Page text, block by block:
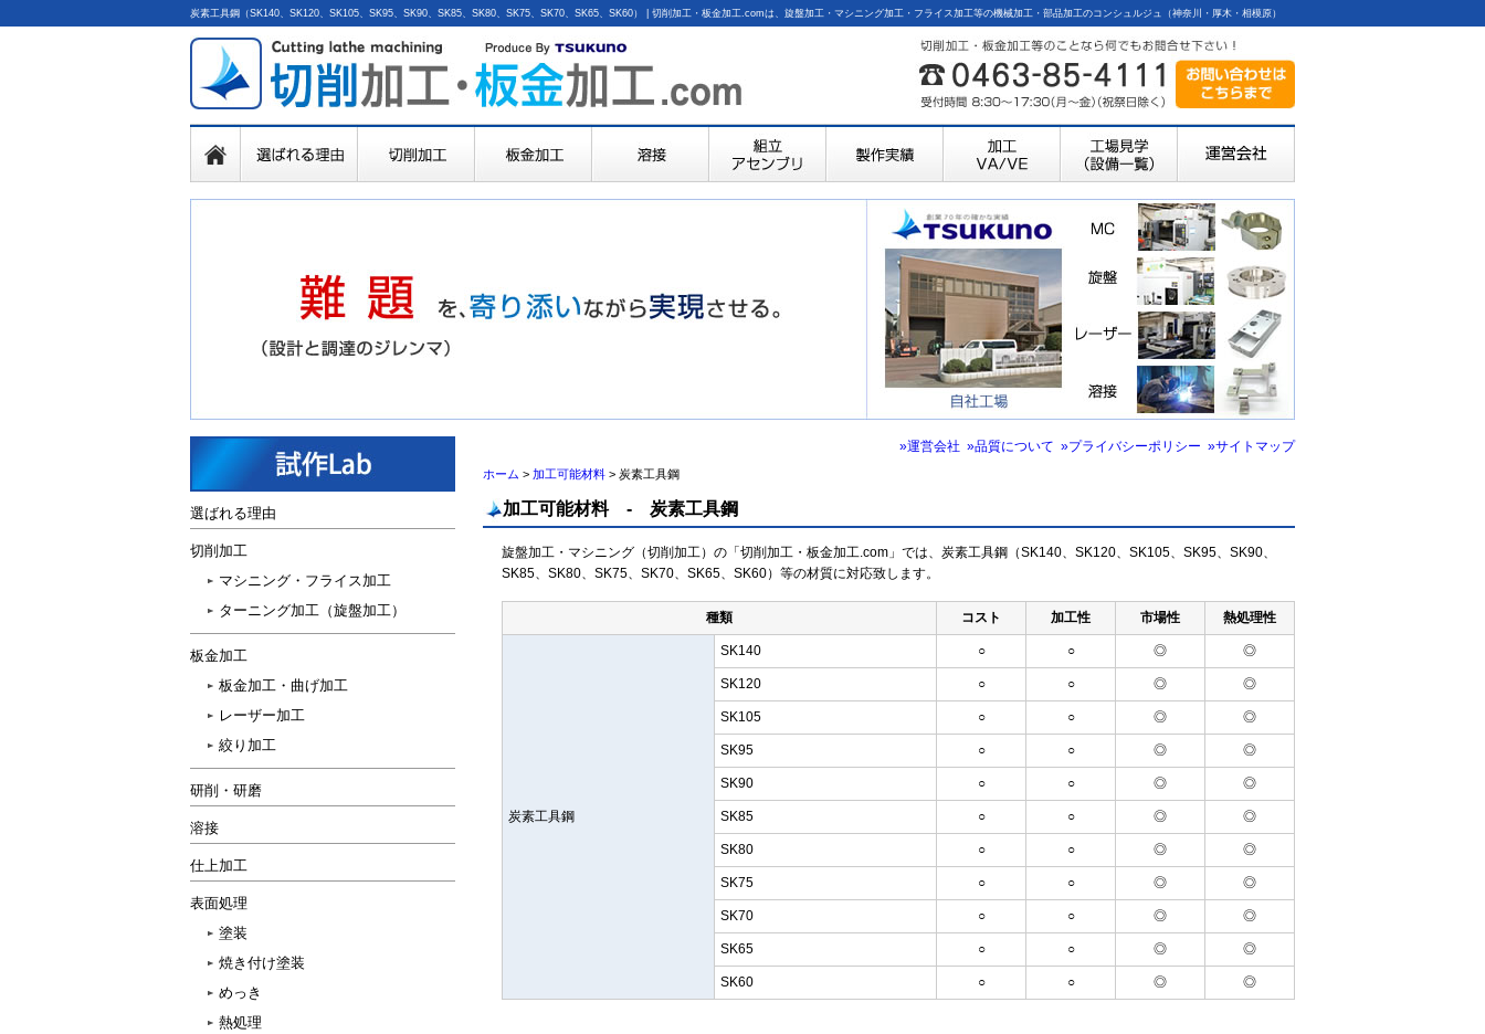
炭素工具鋼（SK140、SK120、SK105、SK95、SK90、SK85、SK80、SK75、SK70、SK65、SK60） | 切削加工・板金加工.comは、旋盤加工・マシニング加工・フライス加工等の機械加工・部品加工のコンシュルジュ（神奈川・厚木・相模原）
»運営会社 »品質について »プライバシーポリシー »サイトマップ
ホーム > 加工可能材料 > 炭素工具鋼
加工可能材料 - 炭素工具鋼
旋盤加工・マシニング（切削加工）の「切削加工・板金加工.com」では、炭素工具鋼（SK140、SK120、SK105、SK95、SK90、
SK85、SK80、SK75、SK70、SK65、SK60）等の材質に対応致します。
種類 コスト 加工性 市場性 熱処理性
炭素工具鋼
SK140 ○ ○ ◎ ◎
SK120 ○ ○ ◎ ◎
SK105 ○ ○ ◎ ◎
SK95 ○ ○ ◎ ◎
SK90 ○ ○ ◎ ◎
SK85 ○ ○ ◎ ◎
SK80 ○ ○ ◎ ◎
SK75 ○ ○ ◎ ◎
SK70 ○ ○ ◎ ◎
SK65 ○ ○ ◎ ◎
SK60 ○ ○ ◎ ◎
選ばれる理由
切削加工
マシニング・フライス加工
ターニング加工（旋盤加工）
板金加工
板金加工・曲げ加工
レーザー加工
絞り加工
研削・研磨
溶接
仕上加工
表面処理
塗装
焼き付け塗装
めっき
熱処理